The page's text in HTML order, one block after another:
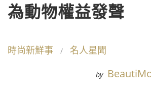
為動物權益發聲
時尚新鮮事 名人星聞
by